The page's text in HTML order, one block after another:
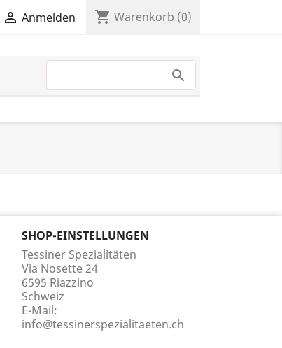
 Anmelden shopping_cart Warenkorb (0)
SHOP-EINSTELLUNGEN
Tessiner Spezialitäten
Via Nosette 24
6595 Riazzino
Schweiz
E-Mail:
info@tessinerspezialitaeten.ch